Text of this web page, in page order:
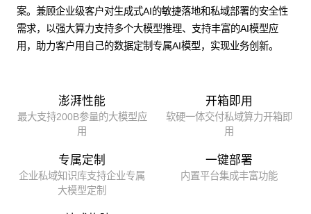
案。兼顾企业级客户对生成式AI的敏捷落地和私域部署的安全性
需求，以强大算力支持多个大模型推理、支持丰富的AI模型应
用，助力客户用自己的数据定制专属AI模型，实现业务创新。
澎湃性能
最大支持200B参量的大模型应
用
开箱即用
软硬一体交付私域算力开箱即
用
专属定制
企业私域知识库支持企业专属
大模型定制
一键部署
内置平台集成丰富功能